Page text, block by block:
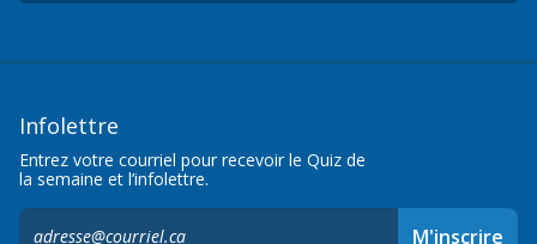
Infolettre
Entrez votre courriel pour recevoir le Quiz de
la semaine et l’infolettre.
M'inscrire